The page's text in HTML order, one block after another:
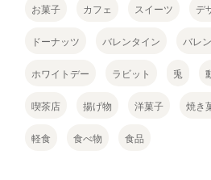
お菓子 カフェ スイーツ デ
ドーナッツ バレンタイン バレ
ホワイトデー ラビット 兎
喫茶店 揚げ物 洋菓子 焼き
軽食 食べ物 食品